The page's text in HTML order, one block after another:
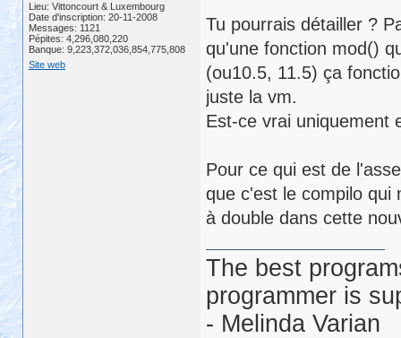
Lieu: Vittoncourt & Luxembourg
Date d'inscription: 20-11-2008
Messages: 1121
Pépites: 4,296,080,220
Banque: 9,223,372,036,854,775,808
Site web
Tu pourrais détailler ?
qu'une fonction mod()
(ou10.5, 11.5) ça
juste la vm.
Est-ce vrai uniquement
Pour ce qui est de
que c'est le compilo qui
à double dans cette
The best
programmer is
- Melinda Varian